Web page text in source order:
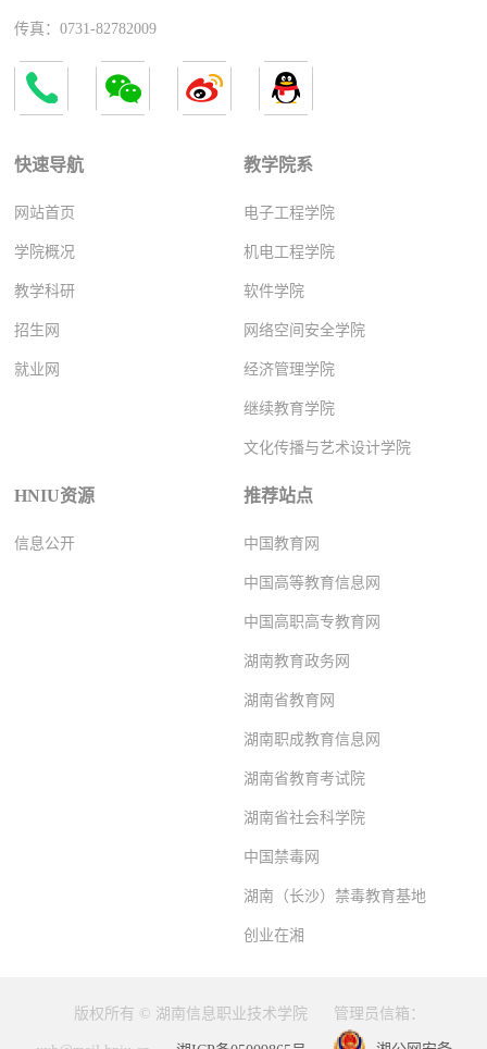
传真：0731-82782009
快速导航
网站首页
学院概况
教学科研
招生网
就业网
教学院系
电子工程学院
机电工程学院
软件学院
网络空间安全学院
经济管理学院
继续教育学院
文化传播与艺术设计学院
HNIU资源
信息公开
推荐站点
中国教育网
中国高等教育信息网
中国高职高专教育网
湖南教育政务网
湖南省教育网
湖南职成教育信息网
湖南省教育考试院
湖南省社会科学院
中国禁毒网
湖南（长沙）禁毒教育基地
创业在湘
版权所有 © 湖南信息职业技术学院 管理员信箱：